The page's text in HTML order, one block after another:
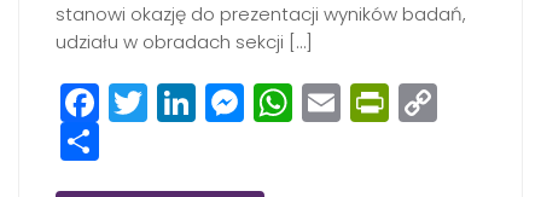
stanowi okazję do prezentacji wyników badań,
udziału w obradach sekcji […]
Facebook
Twitter
LinkedIn
Messenger
WhatsApp
Email
Share